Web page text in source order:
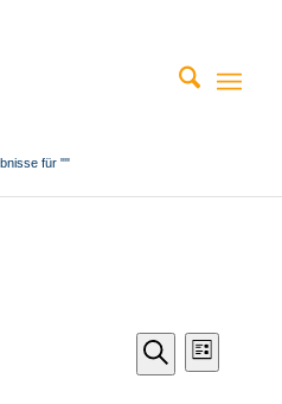
für ""
Such-
Suche
Liste